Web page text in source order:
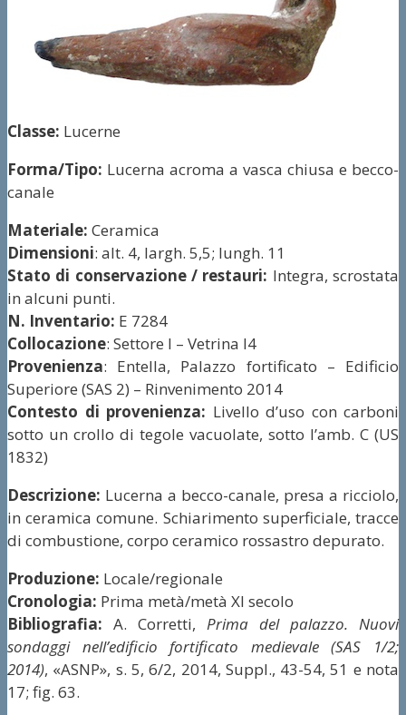
Classe: Lucerne
Forma/Tipo: Lucerna acroma a vasca chiusa e becco-
canale
Materiale: Ceramica
Dimensioni: alt. 4, largh. 5,5; lungh. 11
Stato di conservazione / restauri: Integra, scrostata
in alcuni punti.
N. Inventario: E 7284
Collocazione: Settore I – Vetrina I4
Provenienza: Entella, Palazzo fortificato – Edificio
Superiore (SAS 2) – Rinvenimento 2014
Contesto di provenienza: Livello d’uso con carboni
sotto un crollo di tegole vacuolate, sotto l’amb. C (US
1832)
Descrizione: Lucerna a becco-canale, presa a ricciolo,
in ceramica comune. Schiarimento superficiale, tracce
di combustione, corpo ceramico rossastro depurato.
Produzione: Locale/regionale
Cronologia: Prima metà/metà XI secolo
Bibliografia: A. Corretti, Prima del palazzo. Nuovi
sondaggi nell’edificio fortificato medievale (SAS 1/2;
2014), «ASNP», s. 5, 6/2, 2014, Suppl., 43-54, 51 e nota
17; fig. 63.